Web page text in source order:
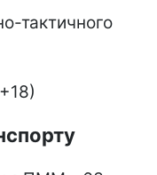
тактичного